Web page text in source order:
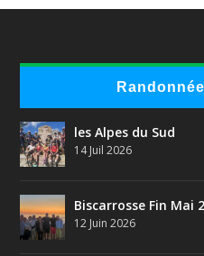
les Alpes du Sud
14 Juil 2026
Biscarrosse Fin Mai
12 Juin 2026